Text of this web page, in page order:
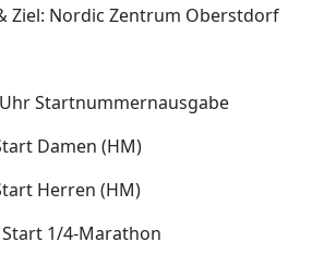
Ziel: Nordic Zentrum Oberstdorf
Startnummernausgabe
Damen (HM)
Herren (HM)
1/4-Marathon